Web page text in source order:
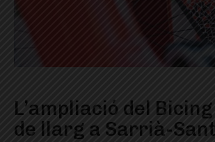
L’ampliació del
de llarg a Sarrià-